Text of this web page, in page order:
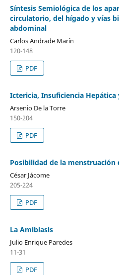
Síntesis Semiológica de los
circulatorio, del hígado y vías
abdominal
Carlos Andrade Marín
120-148
PDF
Ictericia, Insuficiencia Hepática
Arsenio De la Torre
150-204
PDF
Posibilidad de la menstruación
César Jácome
205-224
PDF
La Amibiasis
Julio Enrique Paredes
11-31
PDF